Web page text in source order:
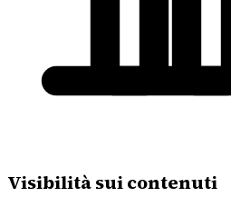
Visibilità sui contenuti